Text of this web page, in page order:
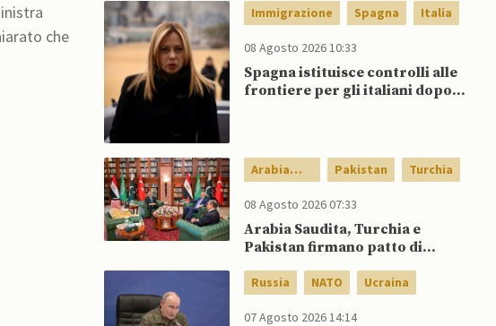
che
Immigrazione Spagna Italia
08 Agosto 2026 10:33
Spagna istituisce controlli alle
frontiere per gli italiani dopo
Arabia
Saudita
Pakistan Turchia
08 Agosto 2026 07:33
Arabia Saudita, Turchia e
Pakistan firmano patto di
Russia NATO Ucraina
07 Agosto 2026 14:14